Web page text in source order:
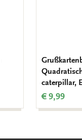
caterpillar,
€ 9,99